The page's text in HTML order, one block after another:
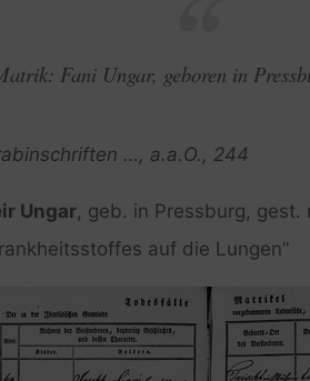
Fani Ungar, geboren in
…, a.a.O., 244
Ungar, geb. in Pressburg, gest.
auf die Lungen”